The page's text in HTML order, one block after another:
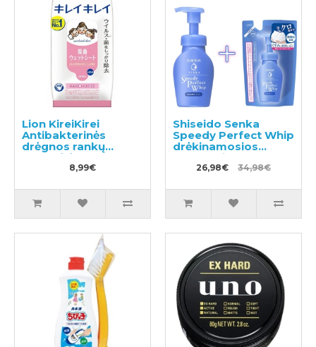
Lion KireiKirei
Antibakterinės
drėgnos rankų
servetėlės be
alkoholio 30vnt
8,99€
Shiseido Senka
Speedy Perfect Whip
drėkinamosios
valomosios putos su
hialurono rūgštimi
130ml
26,98€ 34,98€